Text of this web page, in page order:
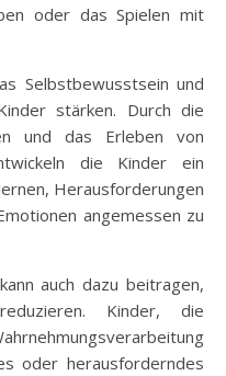
oder das Spielen mit
Selbstbewusstsein und
stärken. Durch die
und das Erleben von
die Kinder ein
Herausforderungen
angemessen zu
auch dazu beitragen,
Kinder, die
oder herausforderndes